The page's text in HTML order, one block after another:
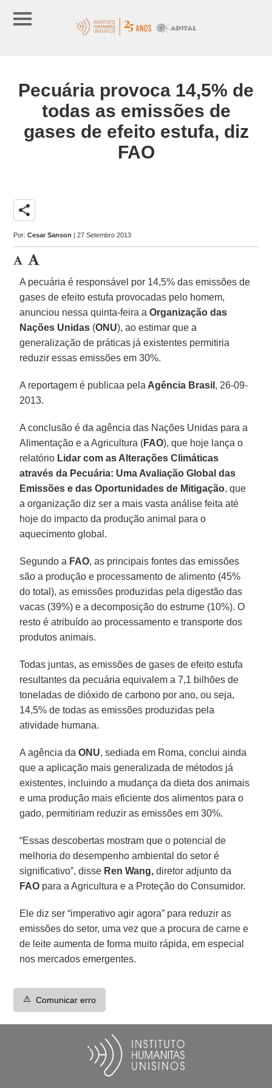
Pecuária provoca 14,5% de
todas as emissões de
gases de efeito estufa, diz
FAO
share
Por:Cesar Sanson | 27 Setembro 2013
A pecuária é responsável por 14,5% das emissões de
gases de efeito estufa provocadas pelo homem,
anunciou nessa quinta-feira aOrganização das
Nações Unidas (ONU), ao estimar que a
generalização de práticas já existentes permitiria
reduzir essas emissões em 30%.
A reportagem é publicaa pela Agência Brasil , 26-09-
2013.
A conclusão é da agência das Nações Unidas para a
Alimentação e a Agricultura (FAO), que hoje lança o
relatório Lidar com as Alterações Climáticas
através da Pecuária: Uma Avaliação Global das
Emissões e das Oportunidades de Mitigação, que
a organização diz ser a mais vasta análise feita até
hoje do impacto da produção animal para o
aquecimento global.
Segundo a FAO, as principais fontes das emissões
são a produção e processamento de alimento (45%
do total), as emissões produzidas pela digestão das
vacas (39%) e a decomposição do estrume (10%). O
resto é atribuído ao processamento e transporte dos
produtos animais.
Todas juntas, as emissões de gases de efeito estufa
resultantes da pecuária equivalem a 7,1 bilhões de
toneladas de dióxido de carbono por ano, ou seja,
14,5% de todas as emissões produzidas pela
atividade humana.
A agência daONU, sediada em Roma, conclui ainda
que a aplicação mais generalizada de métodos já
existentes, incluindo a mudança da dieta dos animais
e uma produção mais eficiente dos alimentos para o
gado, permitiriam reduzir as emissões em 30%.
“Essas descobertas mostram que o potencial de
melhoria do desempenho ambiental do setor é
significativo”, disse Ren Wang, diretor adjunto da
FAO para a Agricultura e a Proteção do Consumidor.
Ele diz ser “imperativo agir agora” para reduzir as
emissões do setor, uma vez que a procura de carne e
de leite aumenta de forma muito rápida, em especial
nos mercados emergentes.
⚠️ Comunicar erro